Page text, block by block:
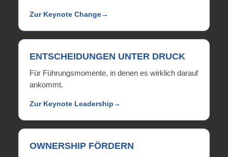
Zur Keynote Change
ENTSCHEIDUNGEN UNTER DRUCK
Für Führungsmomente, in denen es wirklich darauf
ankommt.
Zur Keynote Leadership
OWNERSHIP FÖRDERN